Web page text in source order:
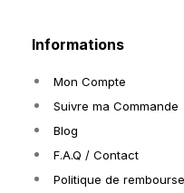
Informations
Mon Compte
Suivre ma Commande
Blog
F.A.Q / Contact
Politique de